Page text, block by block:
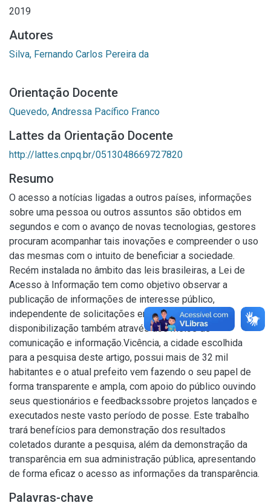
2019
Autores
Silva, Fernando Carlos Pereira da
Orientação Docente
Quevedo, Andressa Pacífico Franco
Lattes da Orientação Docente
http://lattes.cnpq.br/0513048669727820
Resumo
O acesso a notícias ligadas a outros países, informações
sobre uma pessoa ou outros assuntos são obtidos em
segundos e com o avanço de novas tecnologias, gestores
procuram acompanhar tais inovações e compreender o uso
das mesmas com o intuito de beneficiar a sociedade.
Recém instalada no âmbito das leis brasileiras, a Lei de
Acesso à Informação tem como objetivo observar a
publicação de informações de interesse público,
independente de solicitações englobando a
disponibilização também através dos meios de
comunicação e informação.Vicência, a cidade escolhida
para a pesquisa deste artigo, possui mais de 32 mil
habitantes e o atual prefeito vem fazendo o seu papel de
forma transparente e ampla, com apoio do público ouvindo
seus questionários e feedbackssobre projetos lançados e
executados neste vasto período de posse. Este trabalho
trará benefícios para demonstração dos resultados
coletados durante a pesquisa, além da demonstração da
transparência em sua administração pública, apresentando
de forma eficaz o acesso as informações da transparência.
Palavras-chave